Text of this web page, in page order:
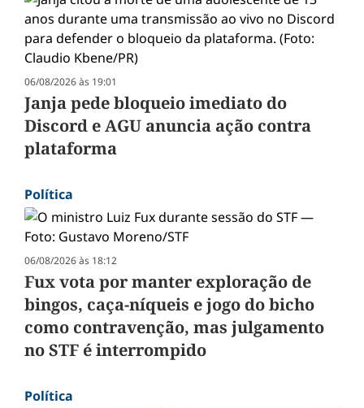
06/08/2026 às 19:01
Janja pede bloqueio imediato do
Discord e AGU anuncia ação contra
plataforma
Política
06/08/2026 às 18:12
Fux vota por manter exploração de
bingos, caça-níqueis e jogo do bicho
como contravenção, mas julgamento
no STF é interrompido
Política